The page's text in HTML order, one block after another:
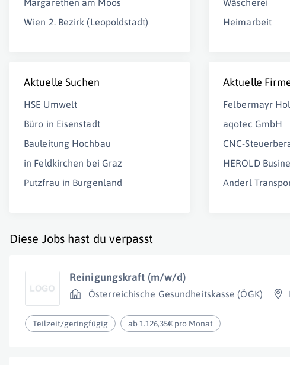
Margarethen am Moos
Wien 2. Bezirk (Leopoldstadt)
Wäscherei
Heimarbeit
Aktuelle Suchen
HSE Umwelt
Büro in Eisenstadt
Bauleitung Hochbau
in Feldkirchen bei Graz
Putzfrau in Burgenland
Aktuelle
Felbermayr
aqotec GmbH
CNC-
HEROLD
Anderl
Diese Jobs hast du verpasst
Reinigungskraft (m/w/d)
Österreichische Gesundheitskasse (ÖGK)
Teilzeit/geringfügig ab 1.126,35€ pro Monat